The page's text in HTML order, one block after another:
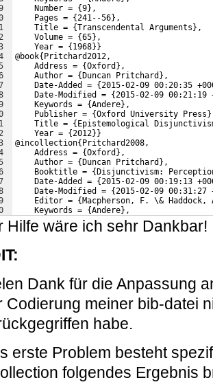
    Number = {9},
    Pages = {241--56},
    Title = {Transcendental Arguments},
    Volume = {65},
    Year = {1968}}
@book{Pritchard2012,
    Address = {Oxford},
    Author = {Duncan Pritchard},
Date-Added = {2015-02-09 00:20:35
Date-Modified = {2015-02-09 00:21:19
    Keywords = {Andere},
Publisher = {Oxford University
Title = {Epistemological
    Year = {2012}}
@incollection{Pritchard2008,
    Address = {Oxford},
    Author = {Duncan Pritchard},
Booktitle = {Disjunctivism:
Date-Added = {2015-02-09 00:19:13
Date-Modified = {2015-02-09 00:31:27
Editor = {Macpherson, F. \& Haddock,
    Keywords = {Andere},
    Pages = {283--310},
Hilfe wäre ich sehr Dankbar!
Dank für die Anpassung
Codierung meiner bib-datei
habe.
erste Problem besteht
folgendes Ergebnis